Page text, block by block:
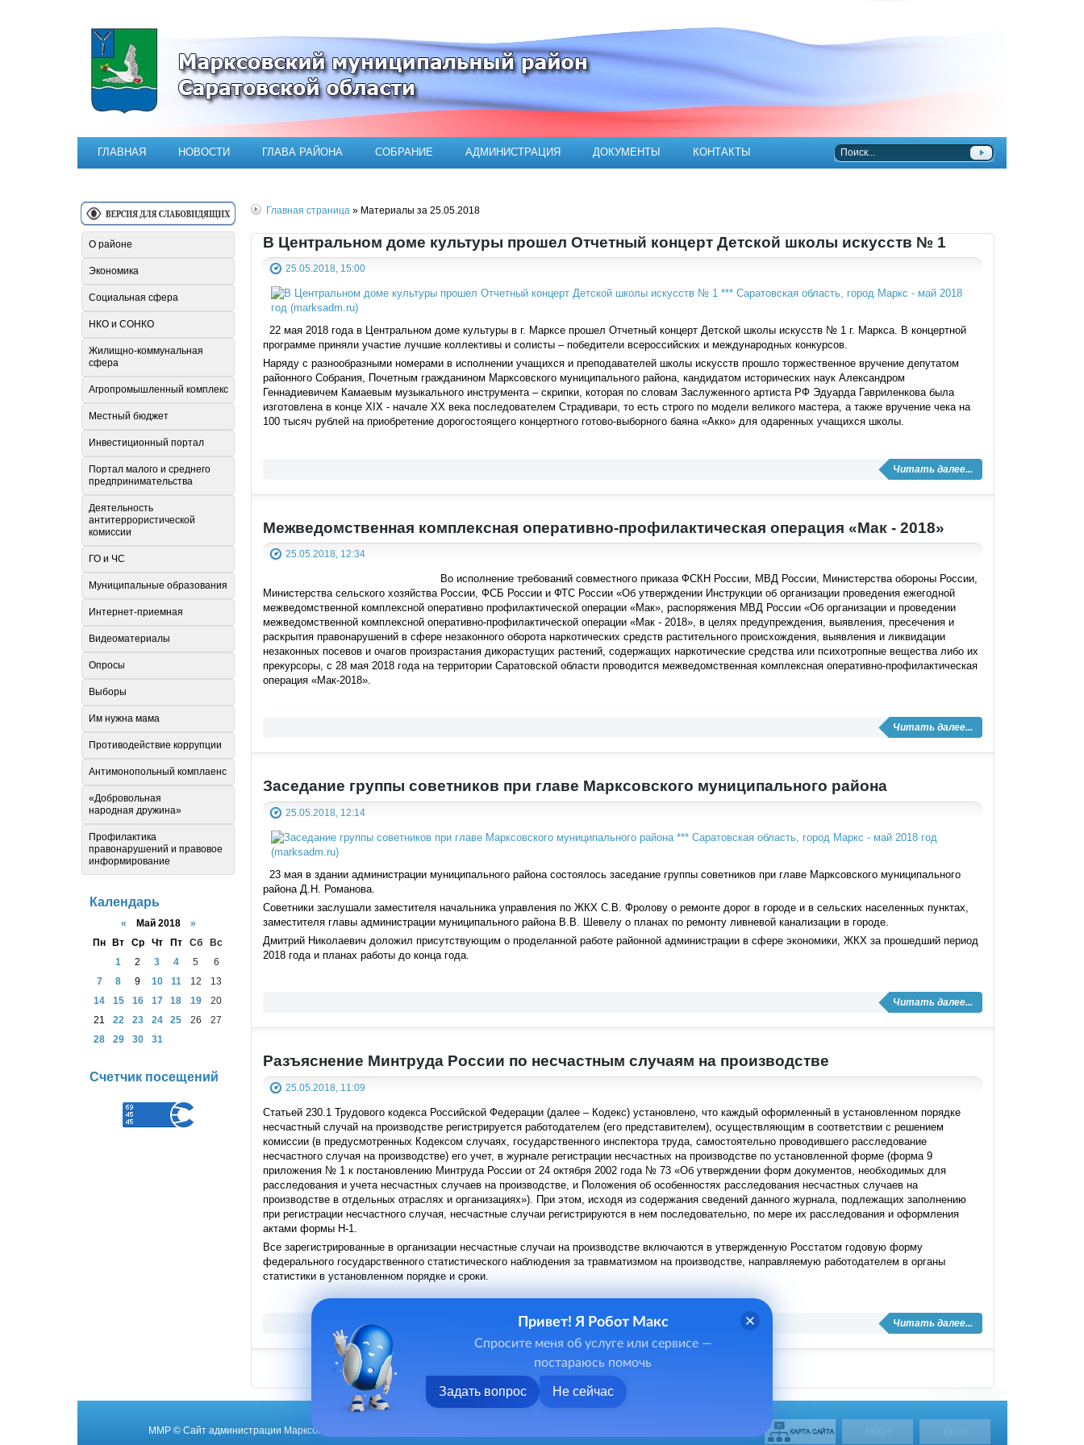
Официальный сайт Марксовского муниципального района
ГЛАВНАЯ НОВОСТИ ГЛАВА РАЙОНА СОБРАНИЕ АДМИНИСТРАЦИЯ ДОКУМЕНТЫ КОНТАКТЫ
Главная страница » Материалы за 25.05.2018
В Центральном доме культуры прошел Отчетный концерт Детской школы искусств № 1
25.05.2018, 15:00
22 мая 2018 года в Центральном доме культуры в г. Марксе прошел Отчетный концерт Детской школы искусств № 1 г. Маркса. В концертной
программе приняли участие лучшие коллективы и солисты – победители всероссийских и международных конкурсов.
Наряду с разнообразными номерами в исполнении учащихся и преподавателей школы искусств прошло торжественное вручение депутатом
районного Собрания, Почетным гражданином Марксовского муниципального района, кандидатом исторических наук Александром
Геннадиевичем Камаевым музыкального инструмента – скрипки, которая по словам Заслуженного артиста РФ Эдуарда Гавриленкова была
изготовлена в конце XIX - начале XX века последователем Страдивари, то есть строго по модели великого мастера, а также вручение чека на
100 тысяч рублей на приобретение дорогостоящего концертного готово-выборного баяна «Акко» для одаренных учащихся школы.
Читать далее...
Межведомственная комплексная оперативно-профилактическая операция «Мак - 2018»
25.05.2018, 12:34
Во исполнение требований совместного приказа ФСКН России, МВД России, Министерства обороны России,
Министерства сельского хозяйства России, ФСБ России и ФТС России «Об утверждении Инструкции об организации проведения ежегодной
межведомственной комплексной оперативно­ профилактической операции «Мак», распоряжения МВД России «Об организации и проведении
межведомственной комплексной оперативно-профилактической операции «Мак - 2018», в целях предупреждения, выявления, пресечения и
раскрытия правонарушений в сфере незаконного оборота наркотических средств растительного происхождения, выявления и ликвидации
незаконных посевов и очагов произрастания дикорастущих растений, содержащих наркотические средства или психотропные вещества либо их
прекурсоры, с 28 мая 2018 года на территории Саратовской области проводится межведомственная комплексная оперативно-профилактическая
операция «Мак-2018».
Читать далее...
Заседание группы советников при главе Марксовского муниципального района
25.05.2018, 12:14
23 мая в здании администрации муниципального района состоялось заседание группы советников при главе Марксовского муниципального
района Д.Н. Романова.
Советники заслушали заместителя начальника управления по ЖКХ С.В. Фролову о ремонте дорог в городе и в сельских населенных пунктах,
заместителя главы администрации муниципального района В.В. Шевелу о планах по ремонту ливневой канализации в городе.
Дмитрий Николаевич доложил присутствующим о проделанной работе районной администрации в сфере экономики, ЖКХ за прошедший период
2018 года и планах работы до конца года.
Читать далее...
Разъяснение Минтруда России по несчастным случаям на производстве
25.05.2018, 11:09
Статьей 230.1 Трудового кодекса Российской Федерации (далее – Кодекс) установлено, что каждый оформленный в установленном порядке
несчастный случай на производстве регистрируется работодателем (его представителем), осуществляющим в соответствии с решением
комиссии (в предусмотренных Кодексом случаях, государственного инспектора труда, самостоятельно проводившего расследование
несчастного случая на производстве) его учет, в журнале регистрации несчастных на производстве по установленной форме (форма 9
приложения № 1 к постановлению Минтруда России от 24 октября 2002 года № 73 «Об утверждении форм документов, необходимых для
расследования и учета несчастных случаев на производстве, и Положения об особенностях расследования несчастных случаев на
производстве в отдельных отраслях и организациях»). При этом, исходя из содержания сведений данного журнала, подлежащих заполнению
при регистрации несчастного случая, несчастные случаи регистрируются в нем последовательно, по мере их расследования и оформления
актами формы Н-1.
Все зарегистрированные в организации несчастные случаи на производстве включаются в утвержденную Росстатом годовую форму
федерального государственного статистического наблюдения за травматизмом на производстве, направляемую работодателем в органы
статистики в установленном порядке и сроки.
Читать далее...
О районе
Экономика
Социальная сфера
НКО и СОНКО
Жилищно-коммунальная
сфера
Агропромышленный комплекс
Местный бюджет
Инвестиционный портал
Портал малого и среднего
предпринимательства
Деятельность
антитеррористической
комиссии
ГО и ЧС
Муниципальные образования
Интернет-приемная
Видеоматериалы
Опросы
Выборы
Им нужна мама
Противодействие коррупции
Антимонопольный комплаенс
«Добровольная
народная дружина»
Профилактика
правонарушений и правовое
информирование
Календарь
« Май 2018 »
Пн
Вт Ср Чт Пт Сб
Вс
1
2 3 4 5
6
7
8 9 10 11 12
13
14
15 16 17 18 19
20
21
22 23 24 25 26
27
28
29 30 31
Счетчик посещений
ММР © Cайт администрации Марксовского муниципального района, 2026
Привет! Я Робот Макс
Спросите меня об услуге или сервисе —
постараюсь помочь
Задать вопрос Не сейчас